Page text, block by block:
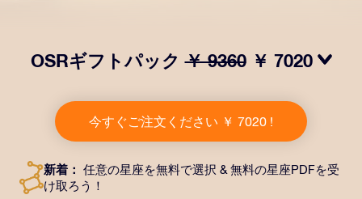
OSRギフトパック￥ 9360 ￥ 7020
所に送付される美しい封筒とカスタマイズされたドキュ
メント、デジタルドキュメントが含まれている他、弊社
のアプリを無料で利用できます。大切や人や友達に永遠
今すぐご注文ください ￥ 7020 !
新着： 任意の星座を無料で選択 & 無料の星座PDFを受
け取ろう！